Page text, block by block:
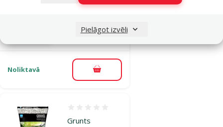
Pielāgot izvēli
Noliktavā Pievienot grozam
Grunts